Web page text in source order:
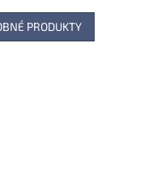
PRODUKTY